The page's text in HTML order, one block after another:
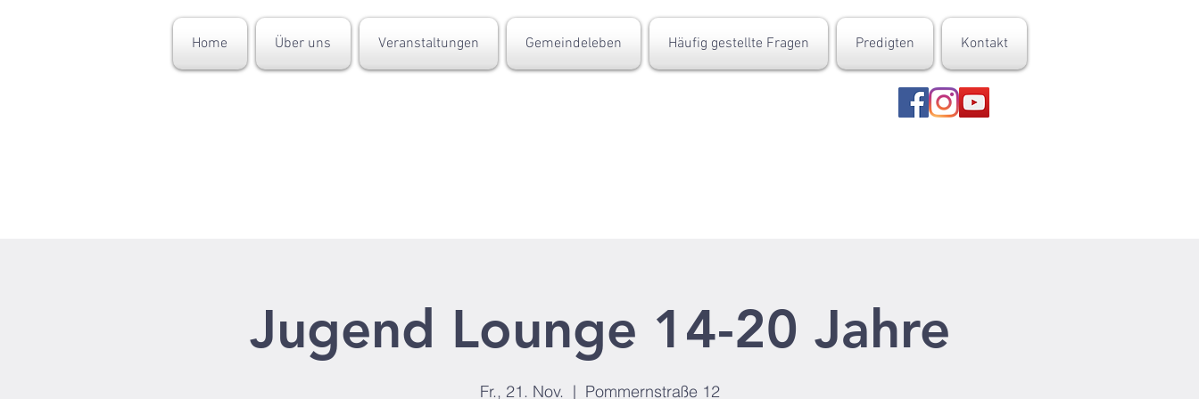
Home Über uns Veranstaltungen Gemeindeleben Häufig gestellte Fragen Predigten Kontakt
Jugend Lounge 14-20 Jahre
Fr., 21. Nov.
  |
Pommernstraße 12